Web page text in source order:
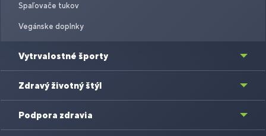
Spaľovače tukov
Vegánske doplnky
Vytrvalostné športy
Zdravý životný štýl
Podpora zdravia